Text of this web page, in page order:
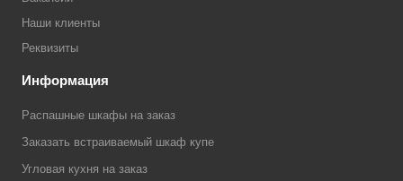
Наши клиенты
Реквизиты
Информация
Распашные шкафы на заказ
Заказать встраиваемый шкаф купе
Угловая кухня на заказ